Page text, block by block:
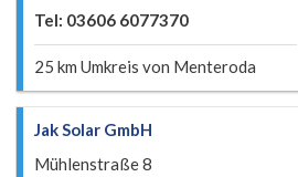
Tel: 03606 6077370
25 km Umkreis von Menteroda
Jak Solar GmbH
Mühlenstraße 8